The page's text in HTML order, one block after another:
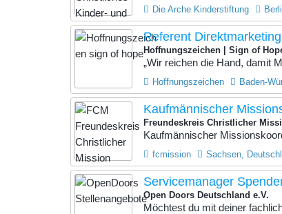
Die Arche Kinderstiftung
Referent
Hoffnungszeichen | Sign of
„Wir reichen die Hand, damit
Hoffnungszeichen Baden-
Kaufmännischer
Freundeskreis Christlicher
Kaufmännischer
fcmission Sachsen,
Servicemanager
Open Doors Deutschland e.V.
Möchtest du mit deiner